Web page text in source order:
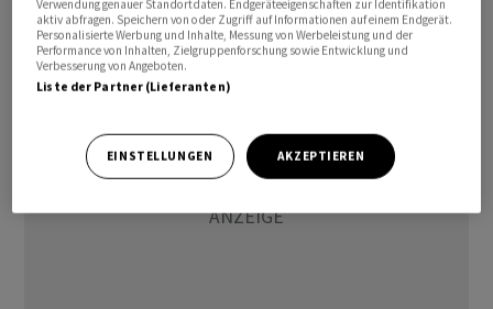
(AWP)
Verwendung genauer Standortdaten. Endgeräteeigenschaften zur Identifikation
aktiv abfragen. Speichern von oder Zugriff auf Informationen auf einem Endgerät.
Personalisierte Werbung und Inhalte, Messung von Werbeleistung und der
Performance von Inhalten, Zielgruppenforschung sowie Entwicklung und
Verbesserung von Angeboten.
Liste der Partner (Lieferanten)
EINSTELLUNGEN AKZEPTIEREN